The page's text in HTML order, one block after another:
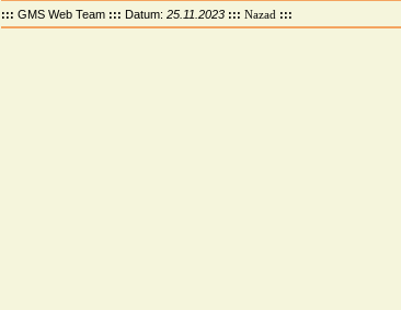
::: GMS Web Team::: Datum: 25.11.2023::: Nazad :::